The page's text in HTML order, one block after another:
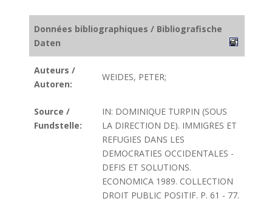
Données bibliographiques / Bibliografische
Daten
Auteurs /
Autoren:
WEIDES, PETER;
Source /
Fundstelle:
IN: DOMINIQUE TURPIN (SOUS
LA DIRECTION DE). IMMIGRES ET
REFUGIES DANS LES
DEMOCRATIES OCCIDENTALES -
DEFIS ET SOLUTIONS.
ECONOMICA 1989. COLLECTION
DROIT PUBLIC POSITIF. P. 61 - 77.